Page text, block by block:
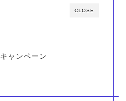
CLOSE
ャンペーン